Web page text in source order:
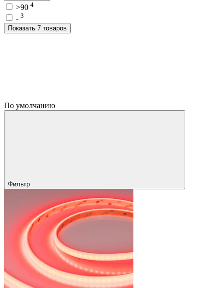
>90 4
- 3
Показать 7 товаров
По умолчанию
Фильтр